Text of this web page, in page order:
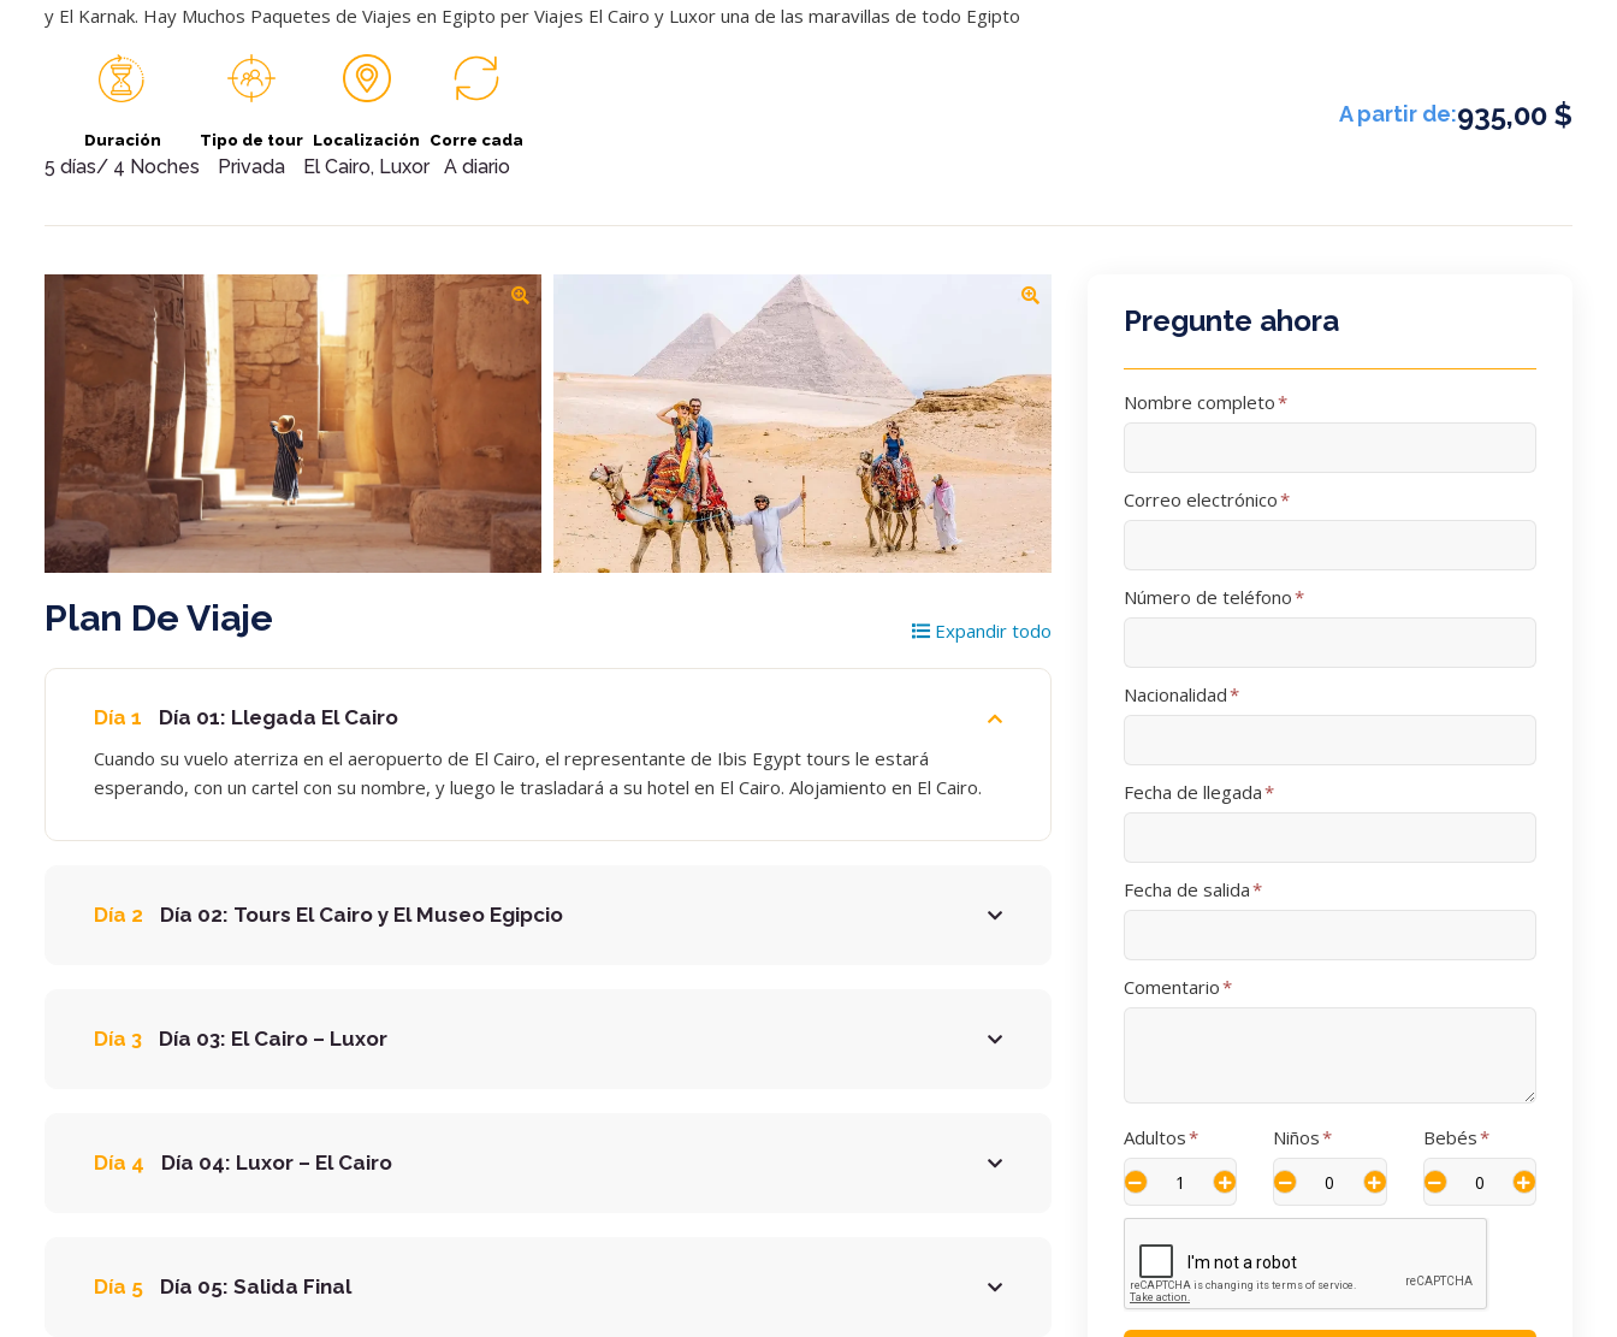
y El Karnak. Hay Muchos Paquetes de Viajes en Egipto per Viajes El Cairo y Luxor una de las maravillas de todo Egipto
Duración
5 días/ 4 Noches
Tipo de tour
Privada
Localización
El Cairo, Luxor
Corre cada
A diario
A partir de:935,00 $
Plan De Viaje Expandir todo
Día 1
Día 01: Llegada El Cairo
Cuando su vuelo aterriza en el aeropuerto de El Cairo, el representante de Ibis Egypt tours le estará
esperando, con un cartel con su nombre, y luego le trasladará a su hotel en El Cairo. Alojamiento en El Cairo.
Día 2 Día 02: Tours El Cairo y El Museo Egipcio
Día 3 Día 03: El Cairo – Luxor
Día 4 Día 04: Luxor – El Cairo
Día 5 Día 05: Salida Final
Pregunte ahora
*
Nombre completo
*
Correo electrónico
*
Número de teléfono
*
Nacionalidad
*
Fecha de llegada
*
Fecha de salida
*
Comentario
*
Adultos *
Niños *
Bebés